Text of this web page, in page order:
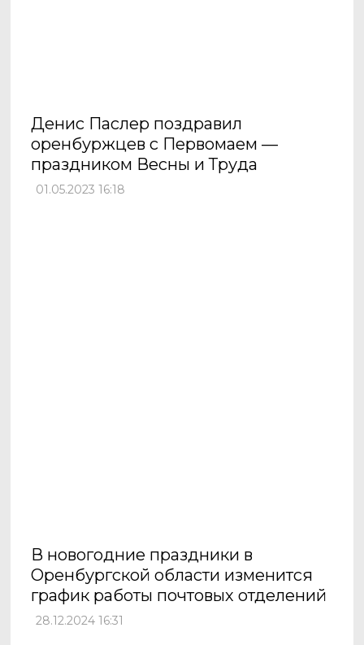
Денис Паслер поздравил
оренбуржцев с Первомаем —
праздником Весны и Труда
01.05.2023 16:18
В новогодние праздники в
Оренбургской области изменится
график работы почтовых отделений
28.12.2024 16:31